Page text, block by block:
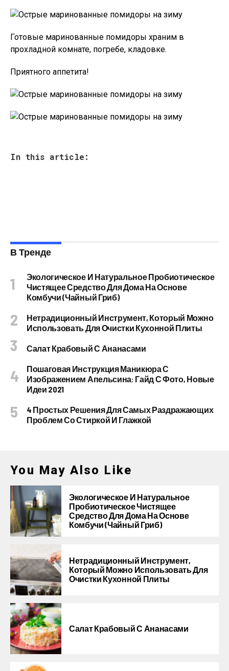
Готовые маринованные помидоры храним в
прохладной комнате, погребе, кладовке.
Приятного аппетита!
In this article:
В Тренде
Экологическое И Натуральное Пробиотическое
Чистящее Средство Для Дома На Основе
Комбучи (чайный Гриб)
Нетрадиционный Инструмент, Который Можно
Использовать Для Очистки Кухонной Плиты
Салат Крабовый С Ананасами
Пошаговая Инструкция Маникюра С
Изображением Апельсина: Гайд С Фото, Новые
Идеи 2021
4 Простых Решения Для Самых Раздражающих
Проблем Со Стиркой И Глажкой
You May Also Like
Экологическое И Натуральное
Пробиотическое Чистящее
Средство Для Дома На Основе
Комбучи (чайный Гриб)
Нетрадиционный Инструмент,
Который Можно Использовать Для
Очистки Кухонной Плиты
Салат Крабовый С Ананасами